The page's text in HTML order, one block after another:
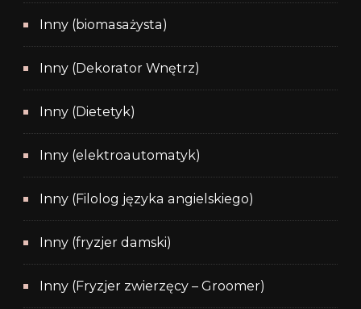
Inny (biomasażysta)
Inny (Dekorator Wnętrz)
Inny (Dietetyk)
Inny (elektroautomatyk)
Inny (Filolog języka angielskiego)
Inny (fryzjer damski)
Inny (Fryzjer zwierzęcy – Groomer)